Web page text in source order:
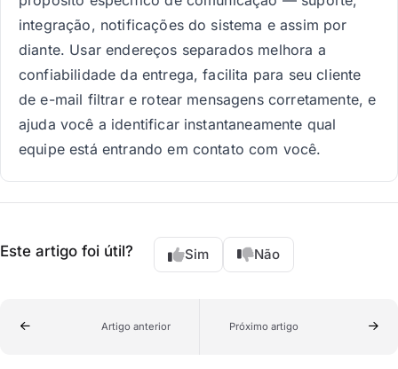
integração, notificações do sistema e assim por
diante. Usar endereços separados melhora a
confiabilidade da entrega, facilita para seu cliente
de e-mail filtrar e rotear mensagens corretamente, e
ajuda você a identificar instantaneamente qual
equipe está entrando em contato com você.
Este artigo foi útil? Sim Não
Artigo anterior Próximo artigo